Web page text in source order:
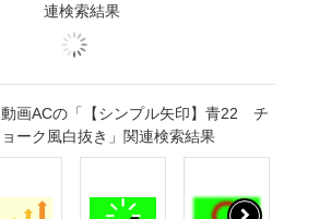
連検索結果
動画ACの「【シンプル矢印】青22 チ
ョーク風白抜き」関連検索結果